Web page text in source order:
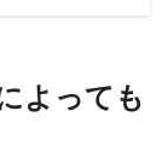
よっても